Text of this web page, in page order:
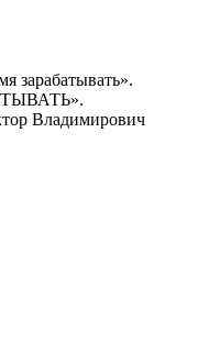
легковых
руб. на локализацию
(СПИК) с
сообщают
знакомые с бизнесом